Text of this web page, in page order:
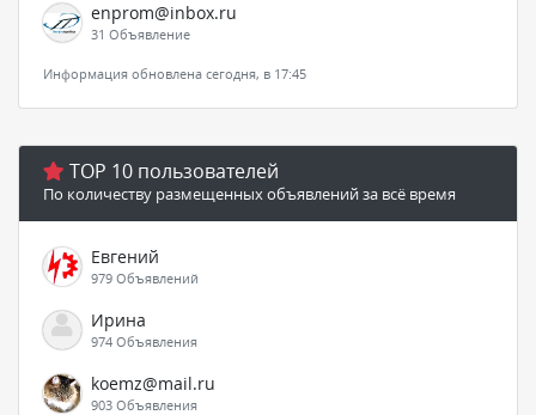
enprom@inbox.ru
31 Объявление
Информация обновлена сегодня, в 17:45
TOP 10 пользователей
По количеству размещенных объявлений за всё время
Евгений
979 Объявлений
Ирина
974 Объявления
koemz@mail.ru
903 Объявления